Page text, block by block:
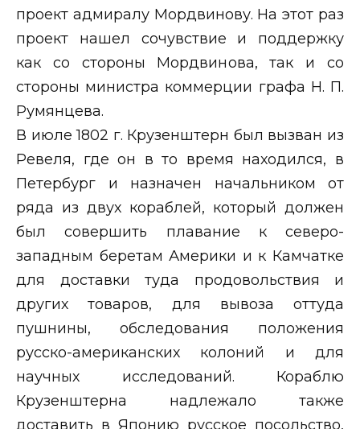
проект адмиралу Мордвинову. На этот раз
проект нашел сочувствие и поддержку
как со стороны Мордвинова, так и со
стороны министра коммерции графа Н. П.
Румянцева.
В июле 1802 г. Крузенштерн был вызван из
Ревеля, где он в то время находился, в
Петербург и назначен начальником от
ряда из двух кораблей, который должен
был совершить плавание к северо-
западным беретам Америки и к Камчатке
для доставки туда продовольствия и
других товаров, для вывоза оттуда
пушнины, обследования положения
русско-американских колоний и для
научных исследований. Кораблю
Крузенштерна надлежало также
доставить в Японию русское посольство,